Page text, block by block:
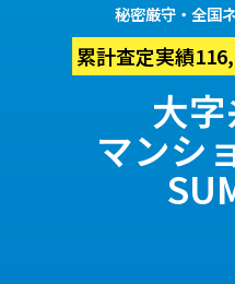
秘密厳守・全国
累計査定実績
大
マンシ